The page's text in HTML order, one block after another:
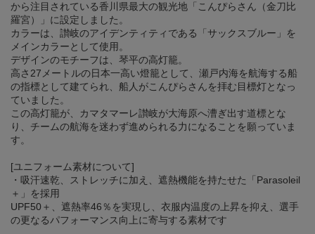
から注目されている香川県最大の観光地「こんぴらさん（金刀比
羅宮）」に設定しました。
カラーは、讃岐のアイデンティティである「サックスブルー」を
メインカラーとして使用。
デザインのモチーフは、琴平の高灯籠。
高さ27メートルの日本一高い燈籠として、瀬戸内海を航海する船
の指標として建てられ、船人がこんぴらさんを拝む目標灯となっ
ていました。
この高灯籠が、カマタマーレ讃岐が大海原へ漕ぎ出す道標とな
り、チームの航海を迷わず進められる力になることを願っていま
す。
[ユニフォーム素材について]
・吸汗速乾、ストレッチに加え、遮熱機能を持たせた「Parasoleil
＋」を採用
UPF50＋、遮熱率46％を実現し、衣服内温度の上昇を抑え、選手
の更なるパフォーマンス向上に寄与する素材です